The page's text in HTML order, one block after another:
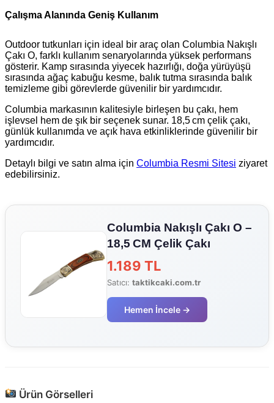
Çalışma Alanında Geniş Kullanım
Outdoor tutkunları için ideal bir araç olan Columbia Nakışlı
Çakı O, farklı kullanım senaryolarında yüksek performans
gösterir. Kamp sırasında yiyecek hazırlığı, doğa yürüyüşü
sırasında ağaç kabuğu kesme, balık tutma sırasında balık
temizleme gibi görevlerde güvenilir bir yardımcıdır.
Columbia markasının kalitesiyle birleşen bu çakı, hem
işlevsel hem de şık bir seçenek sunar. 18,5 cm çelik çakı,
günlük kullanımda ve açık hava etkinliklerinde güvenilir bir
yardımcıdır.
Detaylı bilgi ve satın alma için Columbia Resmi Sitesi ziyaret
edebilirsiniz.
Columbia Nakışlı Çakı O –
18,5 CM Çelik Çakı
1.189 TL
Satıcı: taktikcaki.com.tr
Hemen İncele →
Ürün Görselleri